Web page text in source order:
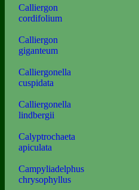
Calliergon
cordifolium
Calliergon
giganteum
Calliergonella
cuspidata
Calliergonella
lindbergii
Calyptrochaeta
apiculata
Campyliadelphus
chrysophyllus